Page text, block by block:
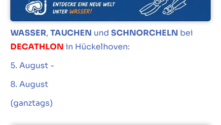
WASSER, TAUCHEN und SCHNORCHELN bei
DECATHLON in Hückelhoven:
5. August -
8. August
(ganztags)